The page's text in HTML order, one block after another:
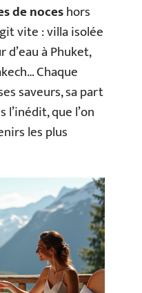
de noceshors
vite : villa isolée
d’eau à Phuket,
Chaque
saveurs, sa part
l’inédit, que l’on
les plus